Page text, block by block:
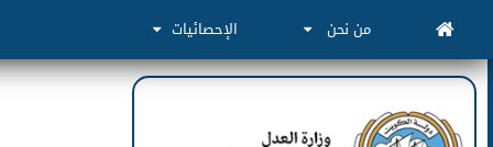
من نحن الإحصائيات